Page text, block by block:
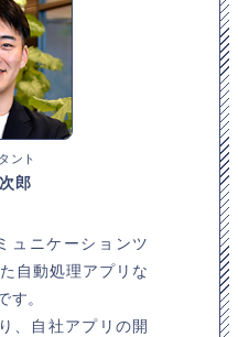
ント
郎
ュニケーションツ
自動処理アプリな
。
、自社アプリの開